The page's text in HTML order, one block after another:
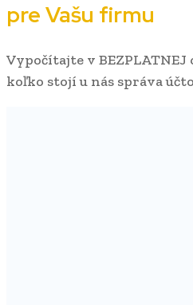
pre Vašu firmu
Vypočítajte v
koľko stojí u nás správa